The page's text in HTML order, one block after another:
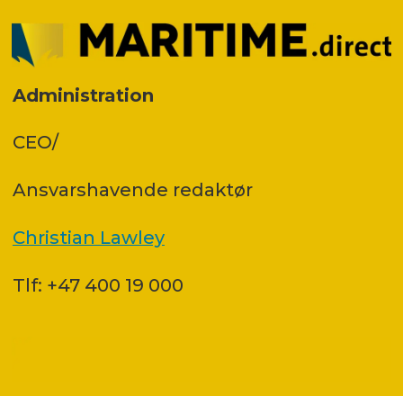
Administration
CEO/
Ansvars­havende redaktør
Christian Lawley
Tlf: +47 400 19 000